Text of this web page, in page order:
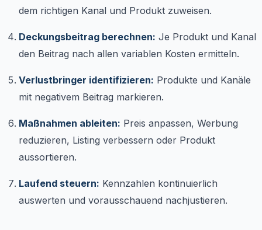
dem richtigen Kanal und Produkt zuweisen.
Deckungsbeitrag berechnen: Je Produkt und Kanal
den Beitrag nach allen variablen Kosten ermitteln.
Verlustbringer identifizieren: Produkte und Kanäle
mit negativem Beitrag markieren.
Maßnahmen ableiten: Preis anpassen, Werbung
reduzieren, Listing verbessern oder Produkt
aussortieren.
Laufend steuern: Kennzahlen kontinuierlich
auswerten und vorausschauend nachjustieren.